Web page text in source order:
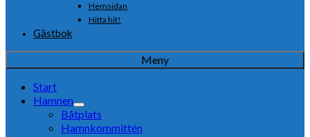
Hemsidan
Hitta hit!
Gästbok
Meny
Start
Hamnen
Båtplats
Hamnkommittén